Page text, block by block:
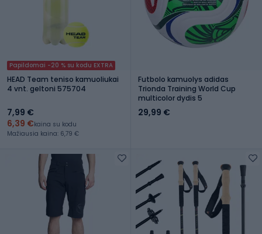
Papildomai -20 % su kodu EXTRA
HEAD Team teniso kamuoliukai
4 vnt. geltoni 575704
7,99 €
6,39 €kaina su kodu
Mažiausia kaina: 6,79 €
Futbolo kamuolys adidas
Trionda Training World Cup
multicolor dydis 5
29,99 €